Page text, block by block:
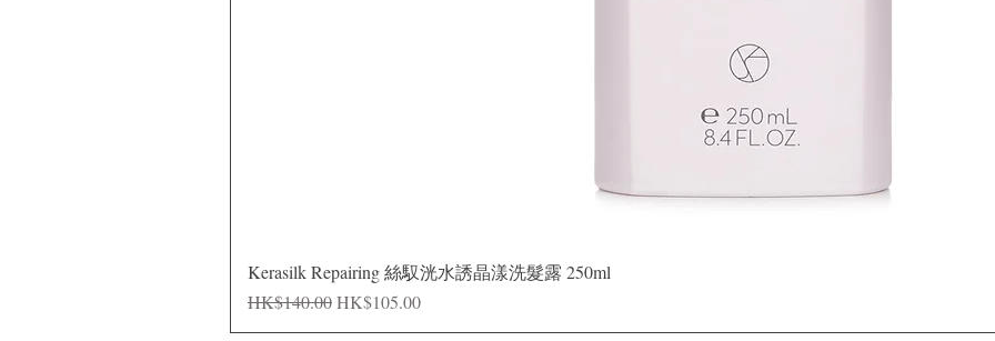
Kerasilk Repairing 絲馭洸水誘晶漾洗髮露 250ml
Regular Price
HK$140.00Sale Price
HK$105.00